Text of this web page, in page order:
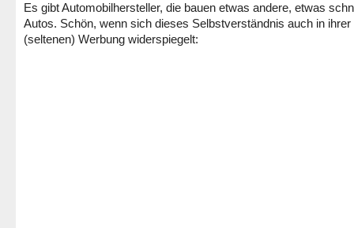
Es gibt Automobilhersteller, die bauen etwas andere, etwas
Autos. Schön, wenn sich dieses Selbstverständnis auch in ihrer
(seltenen) Werbung widerspiegelt: